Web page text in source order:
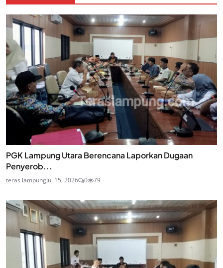
PGK Lampung Utara Berencana Laporkan Dugaan
Penyerob...
teras lampungJul 15, 2026 0 79